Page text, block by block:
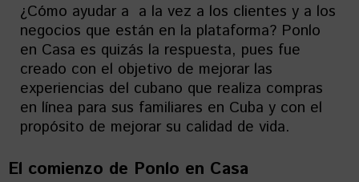
¿Cómo ayudar a a la vez a los clientes y a los
negocios que están en la plataforma? Ponlo
en Casa es quizás la respuesta, pues fue
creado con el objetivo de mejorar las
experiencias del cubano que realiza compras
en línea para sus familiares en Cuba y con el
propósito de mejorar su calidad de vida.
El comienzo de Ponlo en Casa